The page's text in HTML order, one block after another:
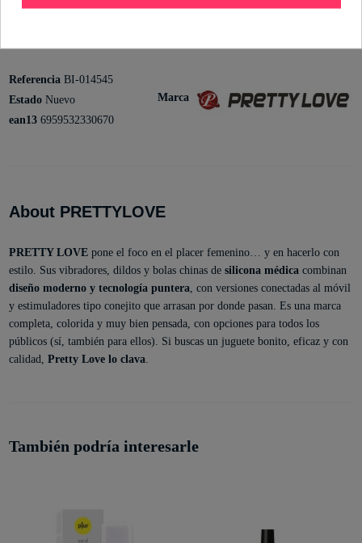
Marca
Referencia BI-014545
Estado Nuevo
ean13 6959532330670
About PRETTYLOVE
PRETTY LOVEpone el foco en el placer femenino… y en hacerlo con
estilo. Sus vibradores, dildos y bolas chinas de silicona médica combinan
diseño moderno y tecnología puntera , con versiones conectadas al móvil
y estimuladores tipo conejito que arrasan por donde pasan. Es una marca
completa, colorida y muy bien pensada, con opciones para todos los
públicos (sí, también para ellos). Si buscas un juguete bonito, eficaz y con
calidad, Pretty Love lo clava
También podría interesarle